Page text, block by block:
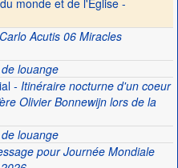
monde et de l'Eglise -
Acutis 06 Miracles
louange
- Itinéraire nocturne d'un coeur
Olivier Bonnewijn lors de la
louange
pour Journée Mondiale